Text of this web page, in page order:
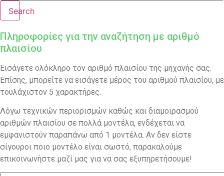
Search
Πληροφορίες για την αναζήτηση με αριθμό
πλαισίου
Εισάγετε ολόκληρο τον αριθμό πλαισίου της μηχανής σας.
Επίσης, μπορείτε να εισάγετε μέρος του αριθμού πλαισίου, με
τουλάχιστον 5 χαρακτήρες.
Λόγω τεχνικών περιορισμών καθώς και διαμοιρασμού
αριθμών πλαισίου σε πολλά μοντέλα, ενδέχεται να
εμφανιστούν παραπάνω από 1 μοντέλα. Αν δεν είστε
σίγουροι ποιο μοντέλο είναι σωστό, παρακαλούμε
επικοινωνήστε μαζί μας για να σας εξυπηρετήσουμε!